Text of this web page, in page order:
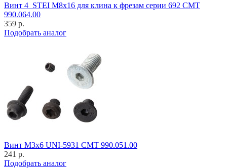
Винт 4_STEI M8x16 для клина к фрезам серии 692 CMT
990.064.00
359 р.
Подобрать аналог
Винт M3x6 UNI-5931 CMT 990.051.00
241 р.
Подобрать аналог